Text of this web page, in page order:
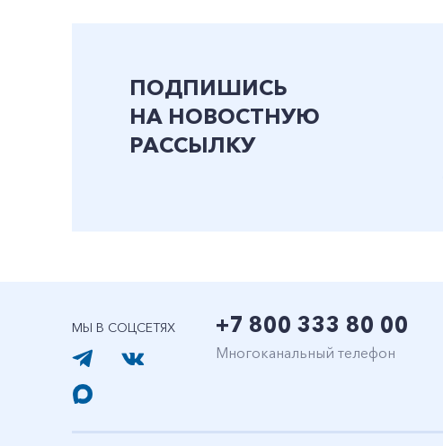
ПОДПИШИСЬ
НА НОВОСТНУЮ
РАССЫЛКУ
МЫ В СОЦСЕТЯХ +7 800 333 80 00
Многоканальный телефон